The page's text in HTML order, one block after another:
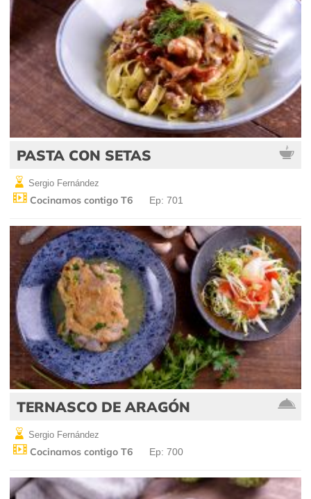
PASTA CON SETAS
Sergio Fernández
Cocinamos contigo T6 Ep: 701
TERNASCO DE ARAGÓN
Sergio Fernández
Cocinamos contigo T6 Ep: 700